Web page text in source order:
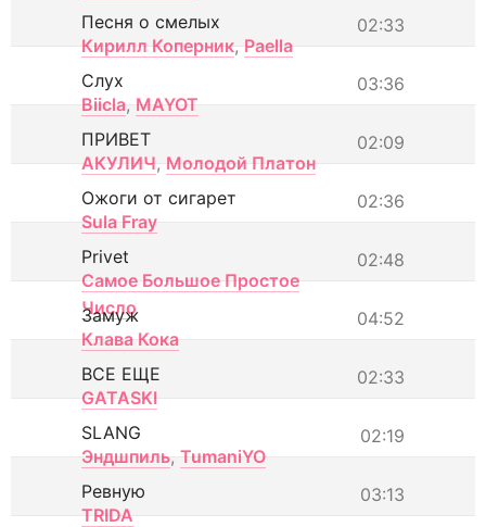
02:33
Песня о смелых
Кирилл Коперник, Paella
03:36
Слух
Biicla, MAYOT
02:09
ПРИВЕТ
АКУЛИЧ, Молодой Платон
02:36
Ожоги от сигарет
Sula Fray
02:48
Privet
Самое Большое Простое
Число
04:52
Замуж
Клава Кока
02:33
ВСЕ ЕЩЕ
GATASKI
02:19
SLANG
Эндшпиль, TumaniYO
03:13
Ревную
TRIDA